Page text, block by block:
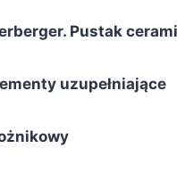
Pustak
uzupełniające